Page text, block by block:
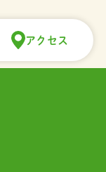
アクセス